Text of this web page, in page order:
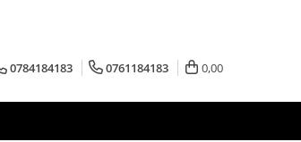
0784184183 0761184183 0,00